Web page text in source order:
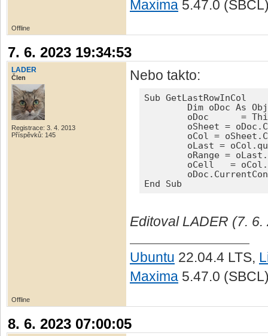
Maxima 5.47.0
Offline
7. 6. 2023 19:34:53
LADER
Člen
Registrace: 3. 4. 2013
Příspěvků: 145
Nebo takto:
Sub GetLastRowInCol
End Sub
Editoval LADER (7.
Ubuntu 22.04.4 LTS,
Maxima 5.47.0
Offline
8. 6. 2023 07:00:05